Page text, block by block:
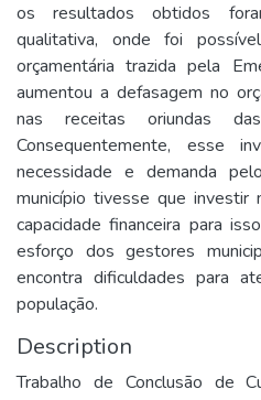
os resultados obtidos
qualitativa, onde foi
orçamentária trazida pela
aumentou a defasagem no
nas receitas oriundas
Consequentemente, esse
necessidade e demanda
município tivesse que
capacidade financeira para
esforço dos gestores
encontra dificuldades para
população.
Description
Trabalho de Conclusão de